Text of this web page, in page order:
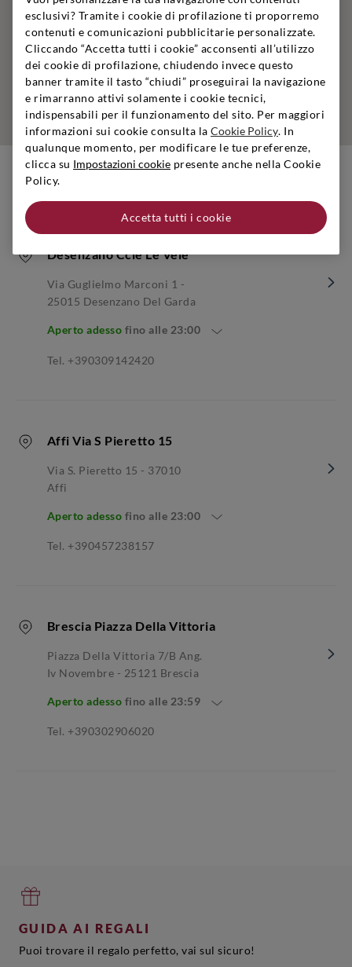
Desenzano Ccle Le Vele
Via Guglielmo Marconi 1 -
25015 Desenzano Del Garda
Aperto adesso fino alle 23:00
Tel. +390309142420
Affi Via S Pieretto 15
Via S. Pieretto 15 - 37010
Affi
Aperto adesso fino alle 23:00
Tel. +390457238157
Brescia Piazza Della Vittoria
Piazza Della Vittoria 7/b Ang.
Iv Novembre - 25121 Brescia
Aperto adesso fino alle 23:59
Tel. +390302906020
GUIDA AI REGALI
Puoi trovare il regalo perfetto, vai sul sicuro!
esclusivi? Tramite i cookie di profilazione ti proporremo
contenuti e comunicazioni pubblicitarie personalizzate.
Cliccando “Accetta tutti i cookie” acconsenti all’utilizzo
dei cookie di profilazione, chiudendo invece questo
banner tramite il tasto “chiudi” proseguirai la navigazione
e rimarranno attivi solamente i cookie tecnici,
indispensabili per il funzionamento del sito. Per maggiori
informazioni sui cookie consulta la Cookie Policy. In
qualunque momento, per modificare le tue preferenze,
clicca su Impostazioni cookie presente anche nella Cookie
Policy.
Accetta tutti i cookie